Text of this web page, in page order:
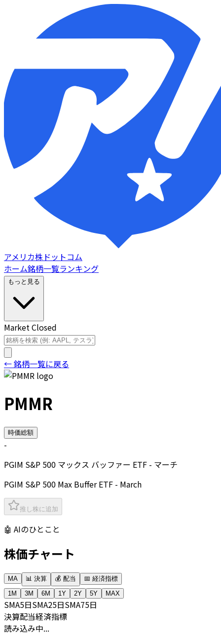
アメリカ株ドットコム
ホーム銘柄一覧ランキング
もっと見る
Market Closed
← 銘柄一覧に戻る
PMMR
時価総額
-
PGIM S&P 500 マックス バッファー ETF - マーチ
PGIM S&P 500 Max Buffer ETF - March
推し株に追加
🤖 AIのひとこと
株価チャート
MA 📊 決算 💰 配当
📅 経済指標
1M
3M 6M 1Y 2Y 5Y MAX
SMA5日SMA25日SMA75日
決算配当経済指標
読み込み中...